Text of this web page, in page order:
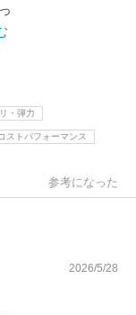
・弾力
ストパフォーマンス
参考になった
2026/5/28